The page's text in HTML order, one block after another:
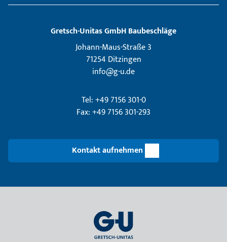
Gretsch­-Unitas GmbH Baubeschläge
Johann-Maus-Straße 3
71254 Ditzingen
info@g-u.de
Tel: +49 7156 301-0
Fax: +49 7156 301-293
Kontakt aufnehmen